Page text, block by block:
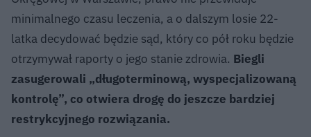
minimalnego czasu leczenia, a o dalszym losie 22-
latka decydować będzie sąd, który co pół roku będzie
otrzymywał raporty o jego stanie zdrowia. Biegli
zasugerowali „długoterminową, wyspecjalizowaną
kontrolę”, co otwiera drogę do jeszcze bardziej
restrykcyjnego rozwiązania.